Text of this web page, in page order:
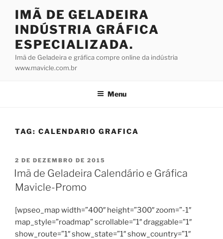
conteúdo
IMÃ DE GELADEIRA
INDÚSTRIA GRÁFICA
ESPECIALIZADA.
Imã de Geladeira e gráfica compre online da indústria
www.mavicle.com.br
Menu
TAG: CALENDARIO GRAFICA
PUBLICADO
EM
2 DE DEZEMBRO DE 2015
Imã de Geladeira Calendário e Gráfica
Mavicle-Promo
[wpseo_map width=”400″ height=”300″ zoom=”-1″
map_style=”roadmap” scrollable=”1″ draggable=”1″
show_route=”1″ show_state=”1″ show_country=”1″